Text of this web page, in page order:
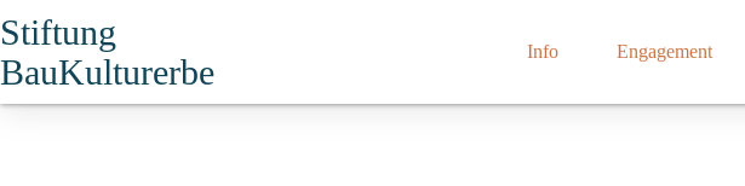
Stiftung
BauKulturerbe
Info Engagement